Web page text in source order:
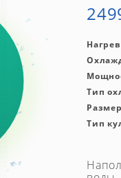
Нагрев
Тип
Тип